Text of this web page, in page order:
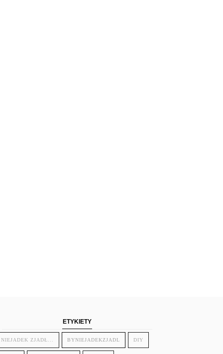
ETYKIETY
ZJADŁ... BYNIEJADEKZJADL DIY